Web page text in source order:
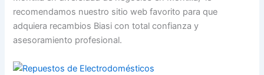
recomendamos nuestro sitio web favorito para que
adquiera recambios Biasi con total confianza y
asesoramiento profesional.